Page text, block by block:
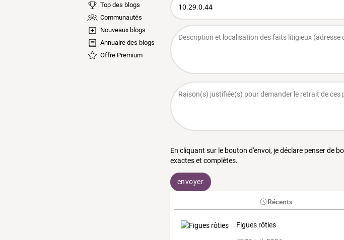
Top des blogs
Communautés
Nouveaux blogs
Annuaire des blogs
Offre Premium
En cliquant sur le bouton d'envoi, je déclare penser de
exactes et complètes.
envoyer
Récents
Figues rôties